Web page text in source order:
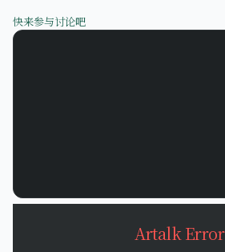
快来参与讨论吧
Artalk Error